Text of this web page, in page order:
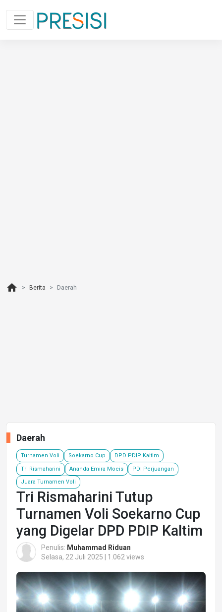
home Berita Daerah
Daerah
Turnamen Voli Soekarno Cup DPD PDIP Kaltim
Tri Rismaharini Ananda Emira Moeis PDI Perjuangan
Juara Turnamen Voli
Tri Rismaharini Tutup
Turnamen Voli Soekarno Cup
yang Digelar DPD PDIP Kaltim
Penulis: Muhammad Riduan
Selasa, 22 Juli 2025 | 1.062 views